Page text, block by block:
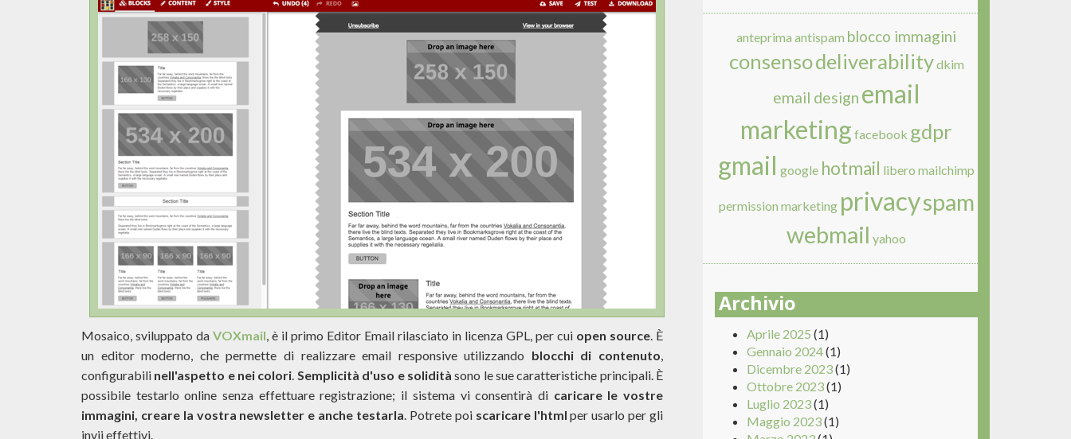
Mosaico, sviluppato da VOXmail, è il primo Editor Email rilasciato in licenza GPL, per cui open source. È
un editor moderno, che permette di realizzare email responsive utilizzando blocchi di contenuto,
configurabili nell'aspetto e nei colori. Semplicità d'uso e solidità sono le sue caratteristiche principali. È
possibile testarlo online senza effettuare registrazione; il sistema vi consentirà di caricare le vostre
immagini, creare la vostra newsletter e anche testarla. Potrete poi scaricare l'html per usarlo per gli
invii effettivi.
anteprima antispam blocco immagini
consensodeliverabilitydkim
email design email
marketing facebook gdpr
gmail google hotmail libero mailchimp
permission marketing privacyspam
webmail yahoo
Archivio
Aprile 2025 (1)
Gennaio 2024(1)
Dicembre 2023(1)
Ottobre 2023(1)
Luglio 2023(1)
Maggio 2023(1)